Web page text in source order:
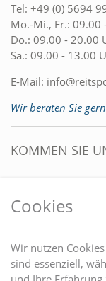
Tel: +49 (0) 5694
Mo.-Mi., Fr.: 09.00
Do.: 09.00 - 20.00
Sa.: 09.00 - 13.00
E-Mail:
Wir beraten Sie
KOMMEN SIE
Cookies
Wir nutzen
sind essenziell,